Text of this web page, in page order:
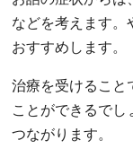
などを考えます。
おすすめします。
治療を受けること
ことができるでし
つながります。